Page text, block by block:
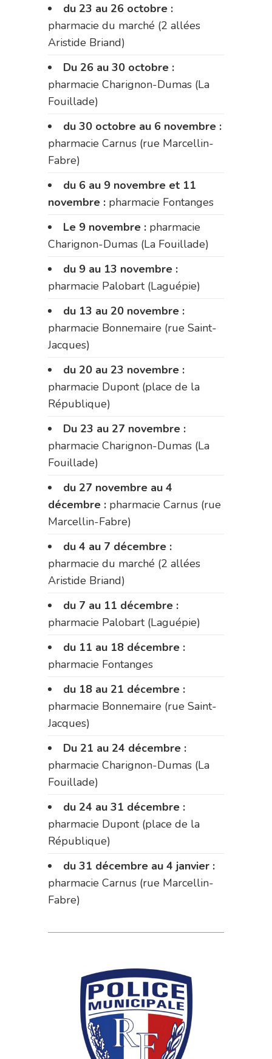
du 23 au 26 octobre :
pharmacie du marché (2 allées
Aristide Briand)
Du 26 au 30 octobre :
pharmacie Charignon-Dumas (La
Fouillade)
du 30 octobre au 6 novembre :
pharmacie Carnus (rue Marcellin-
Fabre)
du 6 au 9 novembre et 11
novembre : pharmacie Fontanges
Le 9 novembre : pharmacie
Charignon-Dumas (La Fouillade)
du 9 au 13 novembre :
pharmacie Palobart (Laguépie)
du 13 au 20 novembre :
pharmacie Bonnemaire (rue Saint-
Jacques)
du 20 au 23 novembre :
pharmacie Dupont (place de la
République)
Du 23 au 27 novembre :
pharmacie Charignon-Dumas (La
Fouillade)
du 27 novembre au 4
décembre : pharmacie Carnus (rue
Marcellin-Fabre)
du 4 au 7 décembre :
pharmacie du marché (2 allées
Aristide Briand)
du 7 au 11 décembre :
pharmacie Palobart (Laguépie)
du 11 au 18 décembre :
pharmacie Fontanges
du 18 au 21 décembre :
pharmacie Bonnemaire (rue Saint-
Jacques)
Du 21 au 24 décembre :
pharmacie Charignon-Dumas (La
Fouillade)
du 24 au 31 décembre :
pharmacie Dupont (place de la
République)
du 31 décembre au 4 janvier :
pharmacie Carnus (rue Marcellin-
Fabre)